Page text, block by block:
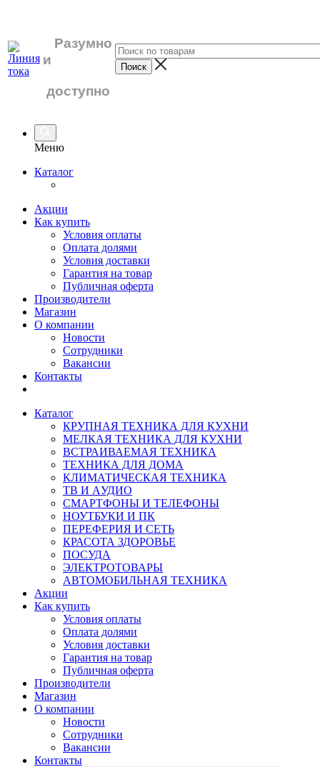
Разумно
и
доступно
Меню
Каталог
Акции
Как купить
Условия оплаты
Оплата долями
Условия доставки
Гарантия на товар
Публичная оферта
Производители
Магазин
О компании
Новости
Сотрудники
Вакансии
Контакты
Каталог
КРУПНАЯ ТЕХНИКА ДЛЯ КУХНИ
МЕЛКАЯ ТЕХНИКА ДЛЯ КУХНИ
ВСТРАИВАЕМАЯ ТЕХНИКА
ТЕХНИКА ДЛЯ ДОМА
КЛИМАТИЧЕСКАЯ ТЕХНИКА
ТВ И AУДИО
СМАРТФОНЫ И ТЕЛЕФОНЫ
НОУТБУКИ И ПК
ПЕРЕФЕРИЯ И СЕТЬ
КРАСОТА ЗДОРОВЬЕ
ПОСУДА
ЭЛЕКТРОТОВАРЫ
АВТОМОБИЛЬНАЯ ТЕХНИКА
Акции
Как купить
Условия оплаты
Оплата долями
Условия доставки
Гарантия на товар
Публичная оферта
Производители
Магазин
О компании
Новости
Сотрудники
Вакансии
Контакты